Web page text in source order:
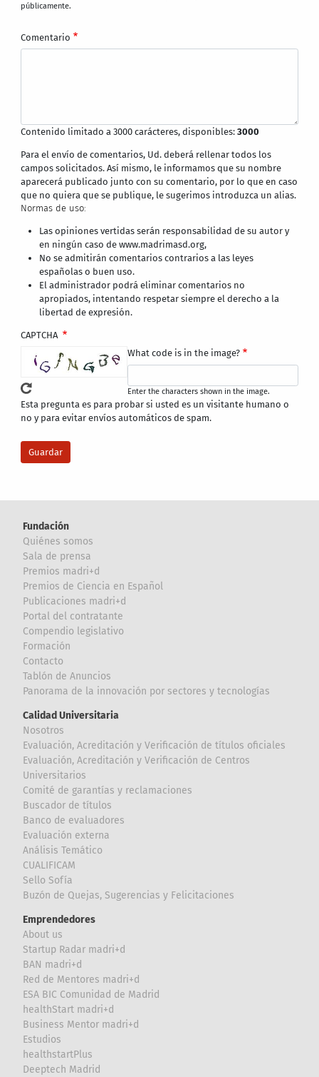
públicamente.
Comentario
Contenido limitado a 3000 carácteres, disponibles:3000
Para el envío de comentarios, Ud. deberá rellenar todos los
campos solicitados. Así mismo, le informamos que su nombre
aparecerá publicado junto con su comentario, por lo que en caso
que no quiera que se publique, le sugerimos introduzca un alias.
Normas de uso:
Las opiniones vertidas serán responsabilidad de su autor y
en ningún caso de www.madrimasd.org,
No se admitirán comentarios contrarios a las leyes
españolas o buen uso.
El administrador podrá eliminar comentarios no
apropiados, intentando respetar siempre el derecho a la
libertad de expresión.
CAPTCHA
What code is in the image?
Enter the characters shown in the image.
Esta pregunta es para probar si usted es un visitante humano o
no y para evitar envíos automáticos de spam.
Fundación
Quiénes somos
Sala de prensa
Premios madri+d
Premios de Ciencia en Español
Publicaciones madri+d
Portal del contratante
Compendio legislativo
Formación
Contacto
Tablón de Anuncios
Panorama de la innovación por sectores y tecnologías
Calidad Universitaria
Nosotros
Evaluación, Acreditación y Verificación de títulos oficiales
Evaluación, Acreditación y Verificación de Centros
Universitarios
Comité de garantías y reclamaciones
Buscador de títulos
Banco de evaluadores
Evaluación externa
Análisis Temático
CUALIFICAM
Sello Sofía
Buzón de Quejas, Sugerencias y Felicitaciones
Emprendedores
About us
Startup Radar madri+d
BAN madri+d
Red de Mentores madri+d
ESA BIC Comunidad de Madrid
healthStart madri+d
Business Mentor madri+d
Estudios
healthstartPlus
Deeptech Madrid